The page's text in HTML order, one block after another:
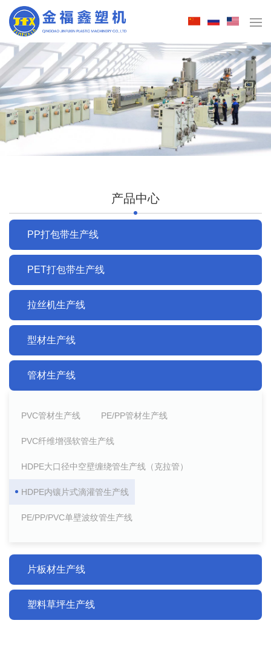
产品中心
PP打包带生产线
PET打包带生产线
拉丝机生产线
型材生产线
管材生产线
PVC管材生产线 PE/PP管材生产线
PVC纤维增强软管生产线
HDPE大口径中空壁缠绕管生产线（克拉管）
HDPE内镶片式滴灌管生产线
PE/PP/PVC单壁波纹管生产线
片板材生产线
塑料草坪生产线